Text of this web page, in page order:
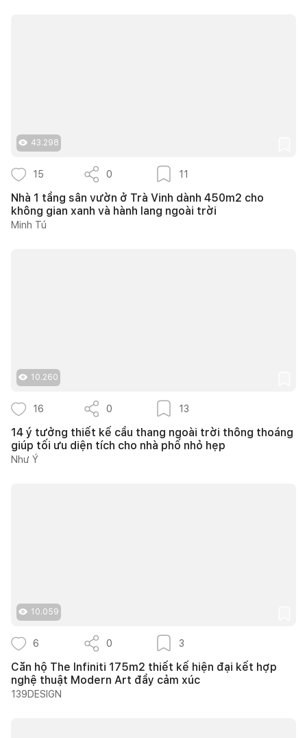
43.298
15 0 11
Nhà 1 tầng sân vườn ở Trà Vinh dành 450m2 cho
không gian xanh và hành lang ngoài trời
Minh Tú
10.260
16 0 13
14 ý tưởng thiết kế cầu thang ngoài trời thông thoáng
giúp tối ưu diện tích cho nhà phố nhỏ hẹp
Như Ý
10.059
6 0 3
Căn hộ The Infiniti 175m2 thiết kế hiện đại kết hợp
nghệ thuật Modern Art đầy cảm xúc
139DESIGN